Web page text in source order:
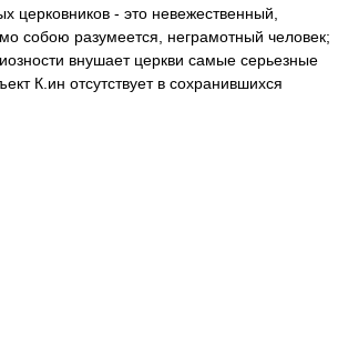
церковников - это невежественный,
собою разумеется, неграмотный человек;
внушает церкви самые серьезные
К.ин отсутствует в сохранившихся